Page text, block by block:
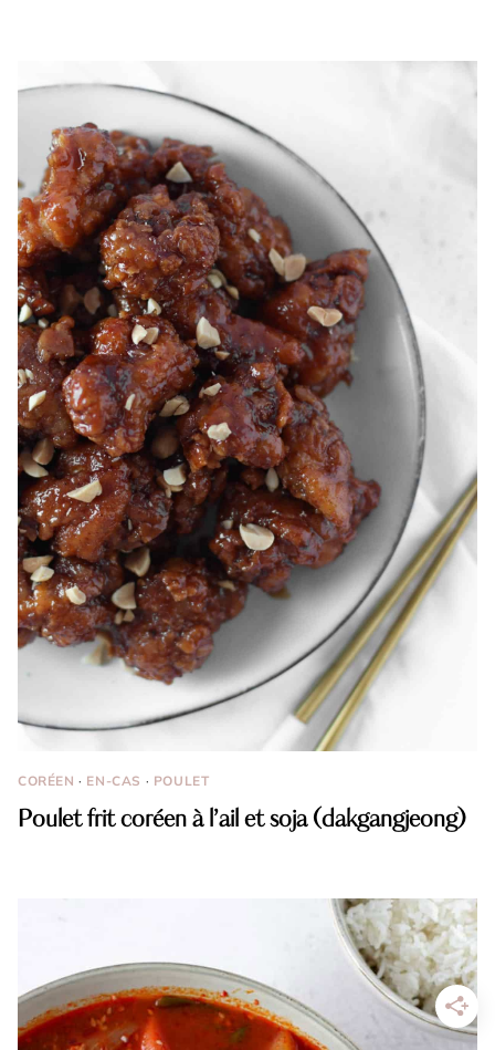
CORÉEN · EN-CAS · POULET
Poulet frit coréen à l’ail et soja (dakgangjeong)